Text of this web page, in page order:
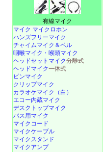
有線マイク
マイク マイクロホン
ハンズフリーマイク
チャイムマイク＆ベル
咽喉マイク・喉頭マイク
ヘッドセットマイク分離式
ヘッドマイク一体式
ピンマイク
クリップマイク
カラオケマイク（白）
エコー内蔵マイク
デスクトップマイク
バス用マイク
マイクコード
マイクケーブル
マイクスタンド
マイクアンプ